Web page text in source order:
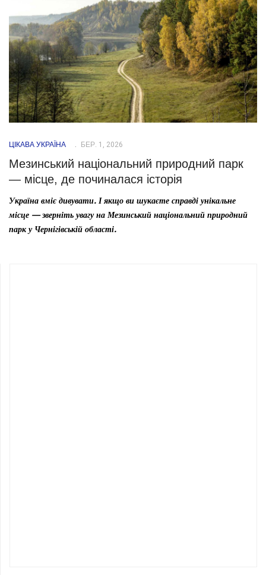
ЦІКАВА УКРАЇНА БЕР. 1, 2026
Мезинський національний природний парк
— місце, де починалася історія
Україна вміє дивувати. І якщо ви шукаєте справді унікальне
місце — зверніть увагу на Мезинський національний природний
парк у Чернігівській області.